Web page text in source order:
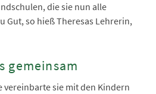
die sie nun alle
Gut, so hieß Theresas Lehrerin,
gemeinsam
vereinbarte sie mit den Kindern